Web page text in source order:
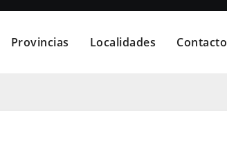
Provincias Localidades Contacto